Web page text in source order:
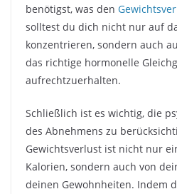
benötigst, was den
solltest du dich nicht nur auf
konzentrieren, sondern auch
das richtige hormonelle
aufrechtzuerhalten.
Schließlich ist es wichtig, die
des Abnehmens zu
Gewichtsverlust ist nicht nur
Kalorien, sondern auch von
deinen Gewohnheiten. Indem